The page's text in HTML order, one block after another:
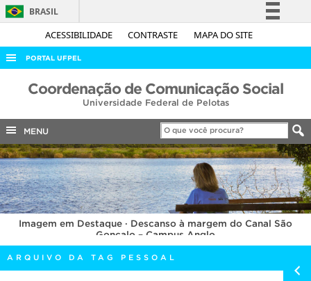
ACESSIBILIDADE CONTRASTE MAPA DO SITE
BRASIL
Simplifique!
Acesso à informação
Legislação
Canais
PORTAL UFPEL
ACESSO À INFORMAÇÃO
COBALTO
CONCURSOS
EDITAIS
INTERNACIONAL
OUVIDORIA
PORTARIAS
TELEFONES
Coordenação de Comunicação Social
Universidade Federal de Pelotas
MENU
Imagem em Destaque · Descanso à margem do Canal São
Gonçalo – Campus Anglo
ARQUIVO DA TAG PESSOAL